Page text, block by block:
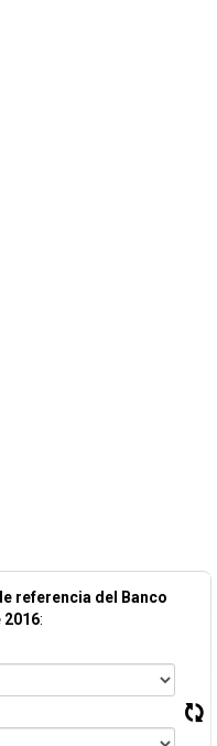
referencia del Banco
2016: